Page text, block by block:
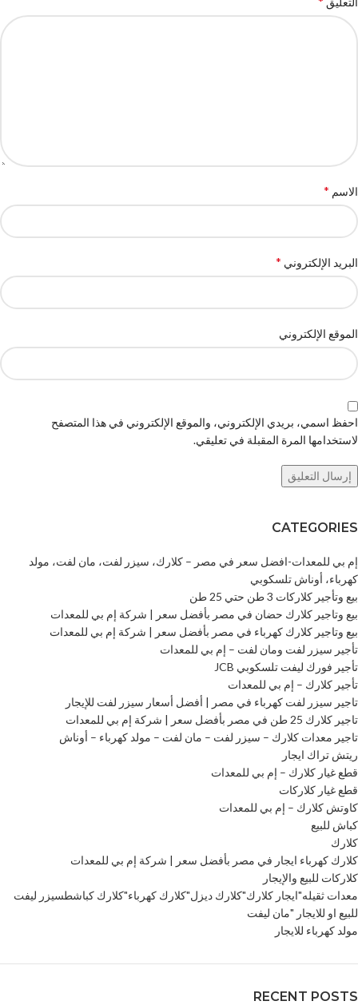
الاسم *
البريد الإلكتروني *
الموقع الإلكتروني
احفظ اسمي، بريدي الإلكتروني، والموقع الإلكتروني في هذا المتصفح
لاستخدامها المرة المقبلة في تعليقي.
CATEGORIES
إم بي للمعدات-افضل سعر في مصر – كلارك، سيزر لفت، مان لفت، مولد
كهرباء، أوناش تلسكوبي
بيع وتأجير كلاركات 3 طن حتي 25 طن
بيع وتاجير كلارك حضان في مصر بأفضل سعر | شركة إم بي للمعدات
بيع وتاجير كلارك كهرباء في مصر بأفضل سعر | شركة إم بي للمعدات
تأجير سيزر لفت ومان لفت – إم بي للمعدات
تأجير فورك ليفت تلسكوبي JCB
تأجير كلارك – إم بي للمعدات
تاجير سيزر لفت كهرباء في مصر | أفضل أسعار سيزر لفت للإيجار
تاجير كلارك 25 طن في مصر بأفضل سعر | شركة إم بي للمعدات
تاجير معدات كلارك – سيزر لفت – مان لفت – مولد كهرباء – أوناش
ريتش تراك ايجار
قطع غيار كلارك – إم بي للمعدات
قطع غيار كلاركات
كاوتش كلارك – إم بي للمعدات
كباش للبيع
كلارك
كلارك كهرباء ايجار في مصر بأفضل سعر | شركة إم بي للمعدات
كلاركات للبيع والإيجار
معدات ثقيله"ايجار كلارك"كلارك ديزل"كلارك كهرباء"كلارك كباشطسيزر ليفت
للبيع او للايجار "مان ليفت
مولد كهرباء للايجار
RECENT POSTS